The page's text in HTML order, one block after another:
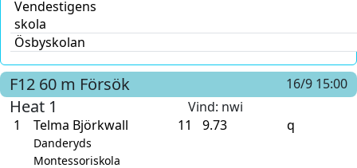
Vendestigens
skola
Ösbyskolan
F12 60 m Försök 16/9 15:00
Heat 1 Vind: nwi
1
Telma Björkwall
Danderyds
Montessoriskola
11 9.73 q